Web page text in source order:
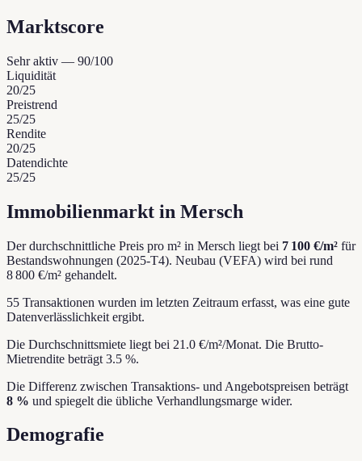
Marktscore
Sehr aktiv — 90/100
Liquidität
20/25
Preistrend
25/25
Rendite
20/25
Datendichte
25/25
Immobilienmarkt in Mersch
Der durchschnittliche Preis pro m² in Mersch liegt bei 7 100 €/m² für
Bestandswohnungen (2025-T4). Neubau (VEFA) wird bei rund
8 800 €/m² gehandelt.
55 Transaktionen wurden im letzten Zeitraum erfasst, was eine gute
Datenverlässlichkeit ergibt.
Die Durchschnittsmiete liegt bei 21.0 €/m²/Monat. Die Brutto-
Mietrendite beträgt 3.5 %.
Die Differenz zwischen Transaktions- und Angebotspreisen beträgt
8 % und spiegelt die übliche Verhandlungsmarge wider.
Demografie